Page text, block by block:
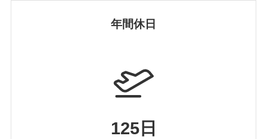
年間休日
125日